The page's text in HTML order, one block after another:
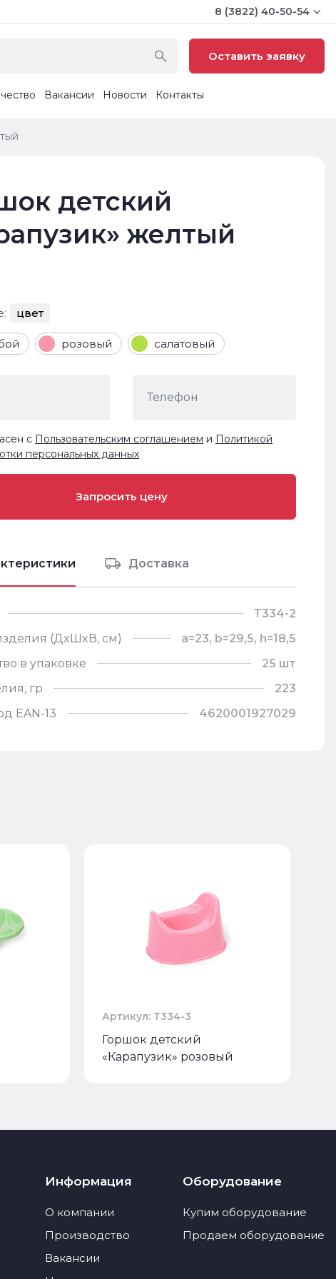
8 (3822) 40-50-54
Оставить заявку
Вакансии Новости Контакты
детский
желтый
цвет
розовый салатовый
с Пользовательским соглашением и Политикой
персональных данных
Доставка
Т334-2
(ДxШxВ, см)
a=23, b=29,5, h=18,5
в упаковке
25 шт
гр
223
EAN-13
4620001927029
Артикул: Т334-3
Горшок детский
«Карапузик» розовый
Информация
О компании
Производство
Вакансии
Оборудование
Купим оборудование
Продаем оборудование